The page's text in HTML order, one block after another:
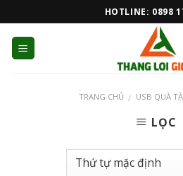
to
content
HOTLINE: 0898
TRANG CHỦ / USB QUÀ
LỌC